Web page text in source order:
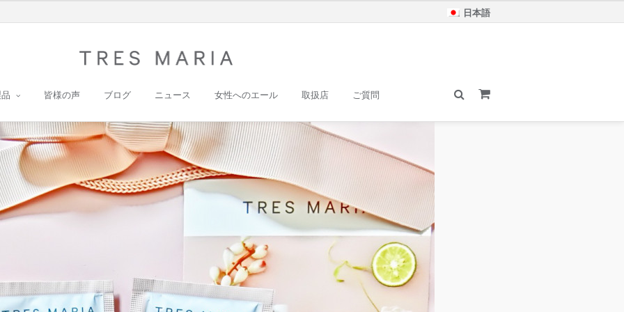
日本語
皆様の声 ブログ ニュース 女性へのエール 取扱店 ご質問